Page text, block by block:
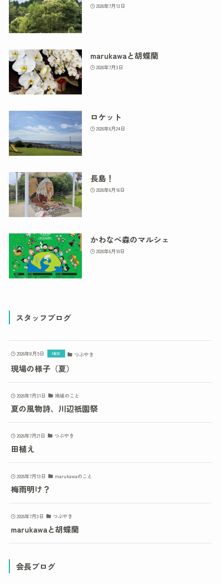
2026年7月13日
marukawaと胡蝶蘭
2026年7月3日
ロケット
2026年6月24日
長島！
2026年6月16日
かわなべ森のマルシェ
2026年6月10日
スタッフブログ
2026年8月5日 つぶやき
現場の様子（夏）
2026年7月31日 地域のこと
夏の風物詩、川辺祇園祭
2026年7月21日 つぶやき
田植え
2026年7月13日 marukawaのこと
梅雨明け？
2026年7月3日 つぶやき
marukawaと胡蝶蘭
会長ブログ